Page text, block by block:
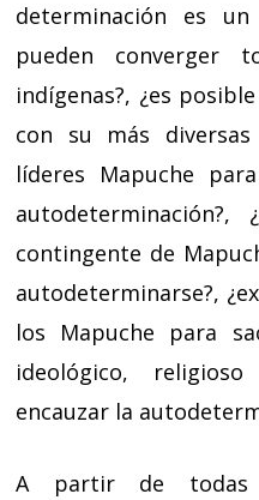
determinación es
pueden converger
indígenas?, ¿es
con su más
líderes Mapuche
contingente de
autodeterminarse?,
los Mapuche para
ideológico,
encauzar la
A partir de